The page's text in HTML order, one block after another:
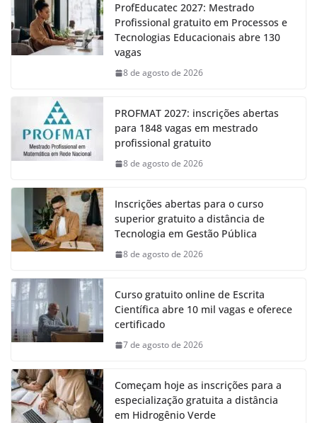
ProfEducatec 2027: Mestrado
Profissional gratuito em Processos e
Tecnologias Educacionais abre 130
vagas
8 de agosto de 2026
PROFMAT 2027: inscrições abertas
para 1848 vagas em mestrado
profissional gratuito
8 de agosto de 2026
Inscrições abertas para o curso
superior gratuito a distância de
Tecnologia em Gestão Pública
8 de agosto de 2026
Curso gratuito online de Escrita
Científica abre 10 mil vagas e oferece
certificado
7 de agosto de 2026
Começam hoje as inscrições para a
especialização gratuita a distância
em Hidrogênio Verde